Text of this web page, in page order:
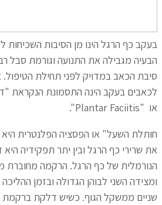
בעקב כף הרגל הינו מן הסיבות השכיחות
הבעיה מגבילה את התנועה וגורמת סבל
סיבת הכאב במדויק לפני תחילת
לכאבים בעקב הינה התסמונת הנקראת
או "Plantar Faciitis".
חותלת השעל" או הפסציה הפלנטרית
את שרירי כף הרגל ובין יתר תפקידיה
הנורמלית של כף הרגל. הרקמה מחוברת
ומצידה השני לבוהן הגדולה ובזמן
שניים ממשקל הגוף. כשיש דלקת ברקמת